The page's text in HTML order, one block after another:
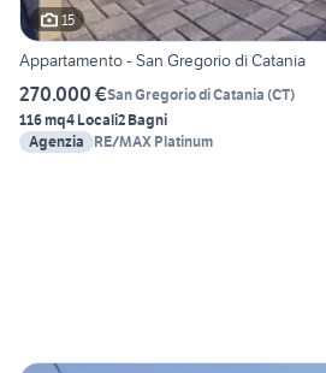
15
Appartamento - San Gregorio di Catania
270.000 €San Gregorio di Catania (CT)
116 mq4 Locali2 Bagni
Agenzia
RE/MAX Platinum